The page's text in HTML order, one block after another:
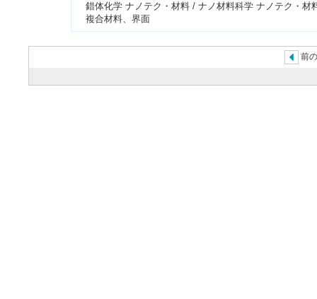
錯体化学 ナノテク・材料 / ナノ材料科学 ナノテク・材
複合材料、界面
前